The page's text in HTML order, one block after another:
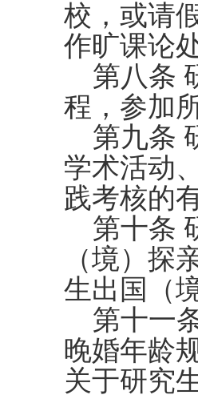
校，或请
作旷课论
第八条
程，参加
第九条
学术活动
践考核的
第十条
（境）
生出国（
第十一
晚婚年龄
关于研究